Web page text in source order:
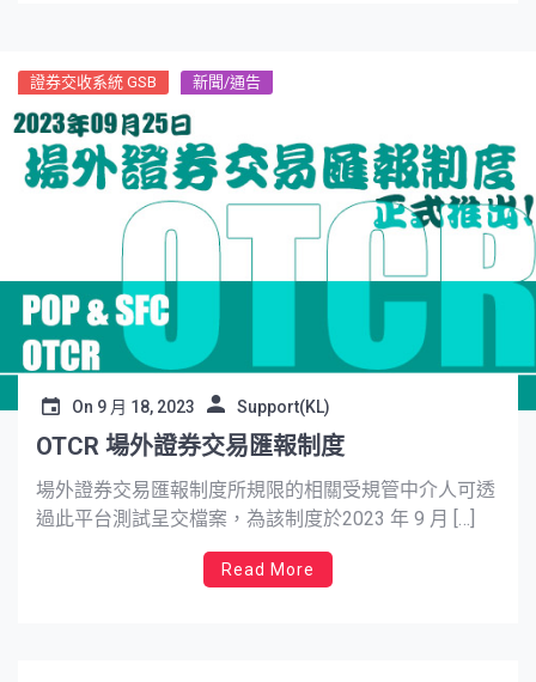
證券交收系統 GSB 新聞/通告
On 9 月 18, 2023 Support(KL)
OTCR 場外證券交易匯報制度
場外證券交易匯報制度所規限的相關受規管中介人可透
過此平台測試呈交檔案，為該制度於2023 年 9 月 […]
Read More